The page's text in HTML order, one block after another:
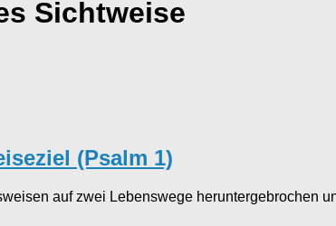
Sichtweise
(Psalm 1)
auf zwei Lebenswege heruntergebrochen